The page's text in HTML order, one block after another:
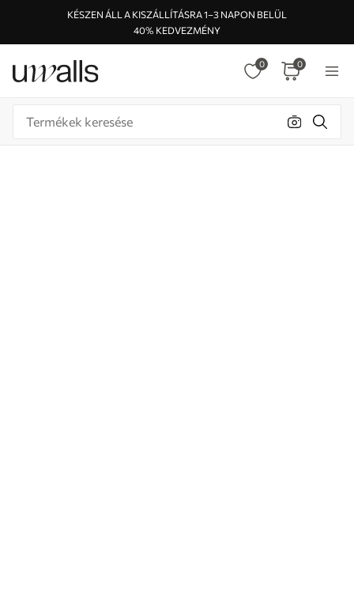
KÉSZEN ÁLL A KISZÁLLÍTÁSRA 1–3 NAPON BELÜL
40% KEDVEZMÉNY
0 0